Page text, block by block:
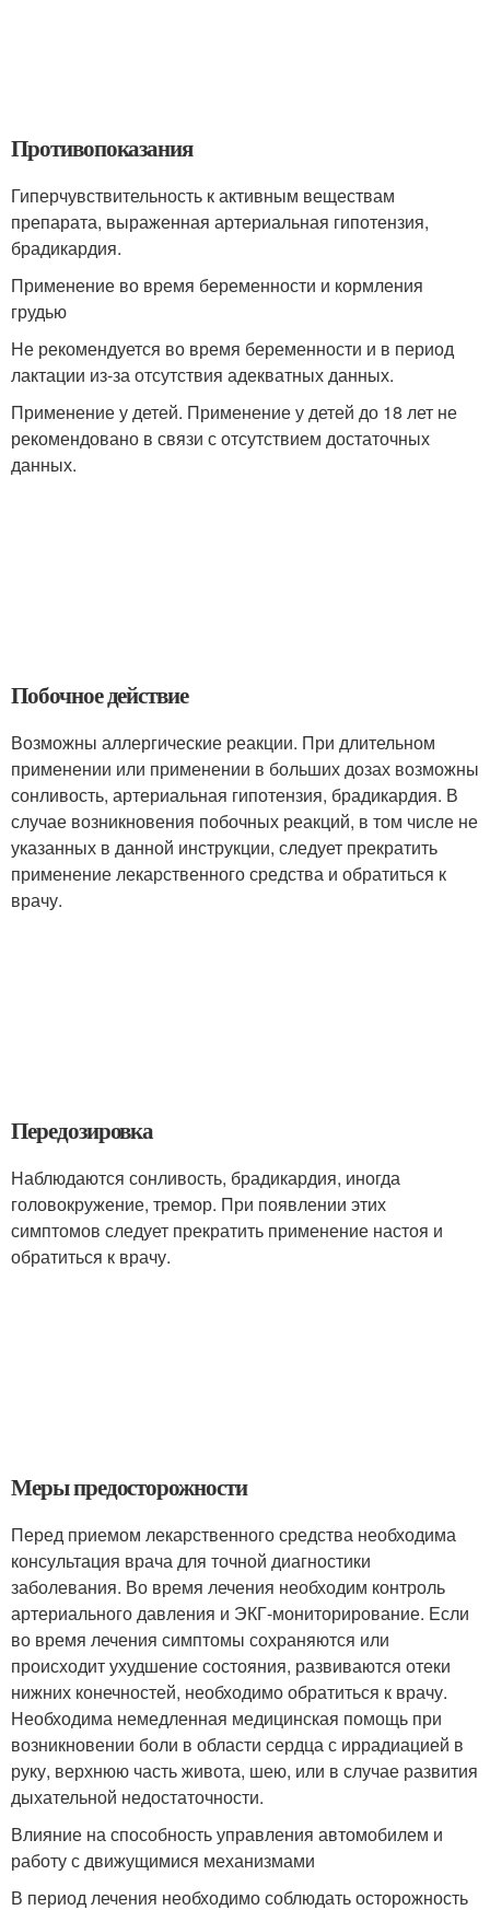
Противопоказания
Гиперчувствительность к активным веществам
препарата, выраженная артериальная гипотензия,
брадикардия.
Применение во время беременности и кормления
грудью
Не рекомендуется во время беременности и в период
лактации из-за отсутствия адекватных данных.
Применение у детей. Применение у детей до 18 лет не
рекомендовано в связи с отсутствием достаточных
данных.
Побочное действие
Возможны аллергические реакции. При длительном
применении или применении в больших дозах возможны
сонливость, артериальная гипотензия, брадикардия. В
случае возникновения побочных реакций, в том числе не
указанных в данной инструкции, следует прекратить
применение лекарственного средства и обратиться к
врачу.
Передозировка
Наблюдаются сонливость, брадикардия, иногда
головокружение, тремор. При появлении этих
симптомов следует прекратить применение настоя и
обратиться к врачу.
Меры предосторожности
Перед приемом лекарственного средства необходима
консультация врача для точной диагностики
заболевания. Во время лечения необходим контроль
артериального давления и ЭКГ-мониторирование. Если
во время лечения симптомы сохраняются или
происходит ухудшение состояния, развиваются отеки
нижних конечностей, необходимо обратиться к врачу.
Необходима немедленная медицинская помощь при
возникновении боли в области сердца с иррадиацией в
руку, верхнюю часть живота, шею, или в случае развития
дыхательной недостаточности.
Влияние на способность управления автомобилем и
работу с движущимися механизмами
В период лечения необходимо соблюдать осторожность